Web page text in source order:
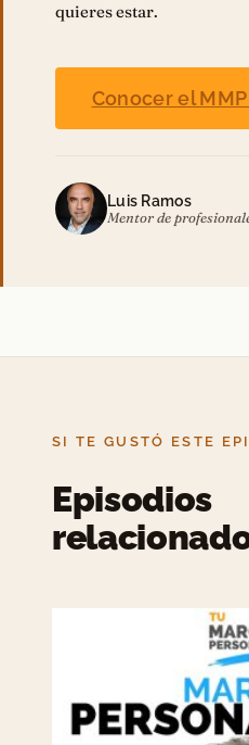
quieres estar.
Conocer el
Luis Ramos
Mentor de
SI TE GUSTÓ ESTE
Episodios